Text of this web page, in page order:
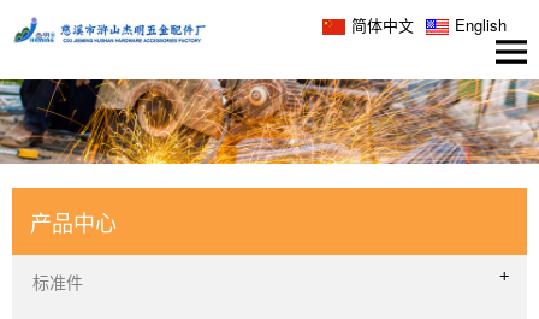
简体中文 English
产品中心
标准件